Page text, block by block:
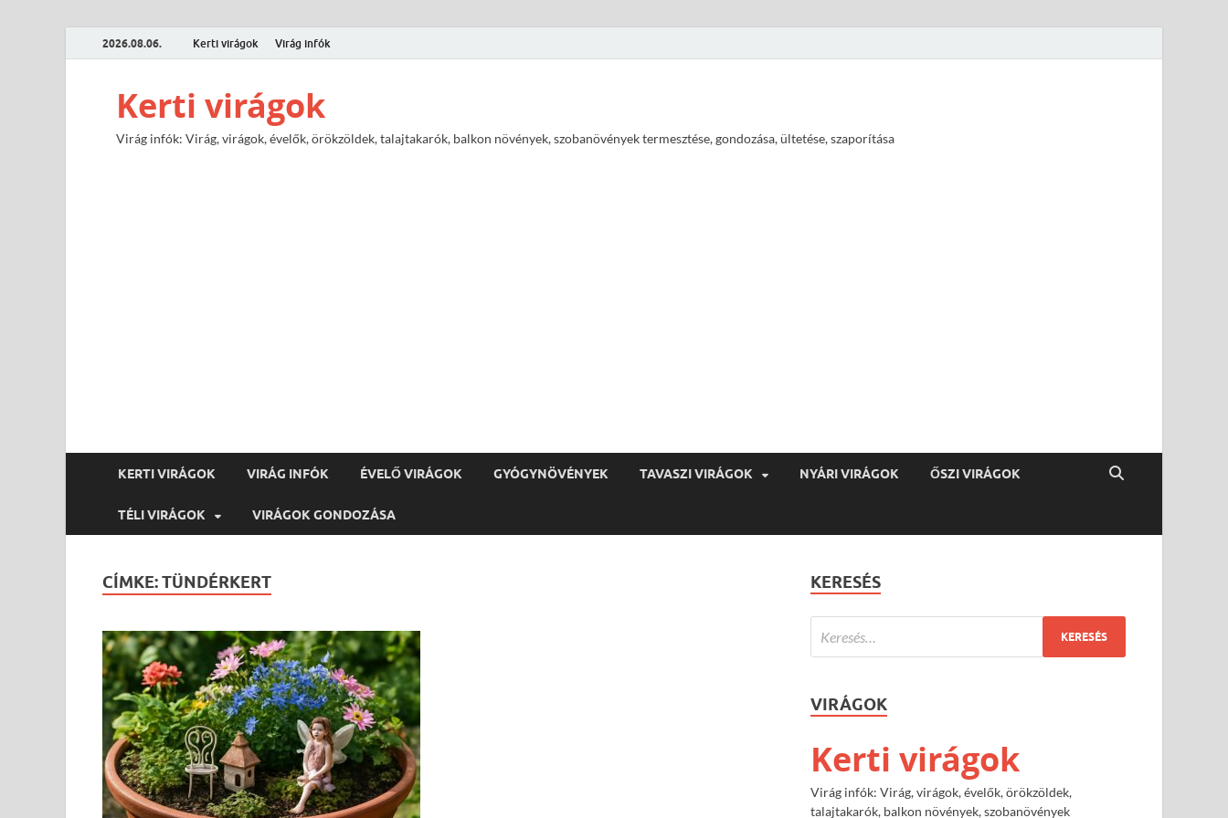
2026.08.06. Kerti virágok Virág infók
Kerti virágok
Virág infók: Virág, virágok, évelők, örökzöldek, talajtakarók, balkon növények, szobanövények termesztése, gondozása, ültetése, szaporítása
KERTI VIRÁGOK VIRÁG INFÓK ÉVELŐ VIRÁGOK GYÓGYNÖVÉNYEK TAVASZI VIRÁGOK NYÁRI VIRÁGOK ŐSZI VIRÁGOK
TÉLI VIRÁGOK VIRÁGOK GONDOZÁSA
CÍMKE:TÜNDÉRKERT KERESÉS
VIRÁGOK
Kerti virágok
Virág infók: Virág, virágok, évelők, örökzöldek,
talajtakarók, balkon növények, szobanövények